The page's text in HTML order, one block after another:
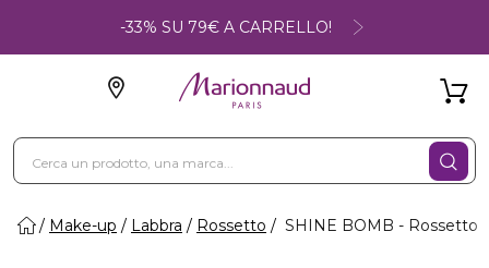
-33% SU 79€ A CARRELLO!
Make-up Labbra Rossetto SHINE BOMB - Rossetto